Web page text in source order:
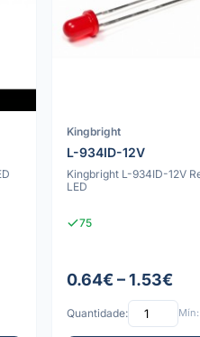
Kingbright
L-934ID-12V
Kingbright L-934ID-12V
LED
75
0.64€ – 1.53€
Quantidade: Mín: